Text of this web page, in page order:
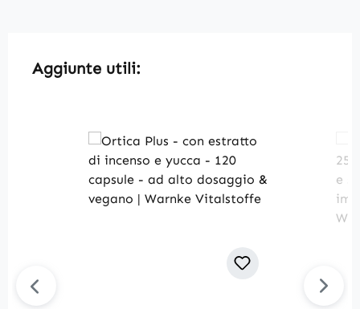
Skip product gallery
Aggiunte utili: